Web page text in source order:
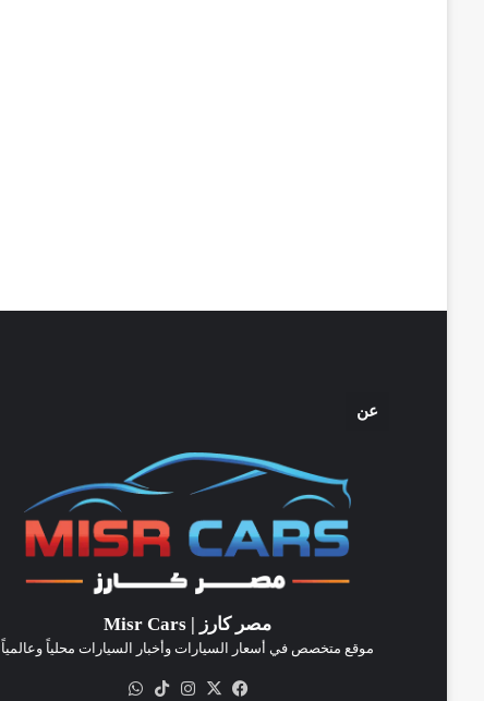
عن
مصر كارز | Misr Cars
موقع متخصص في أسعار السيارات وأخبار السيارات محلياً وعالمياً
فيسبوك
‫X انستقرام‫TikTok